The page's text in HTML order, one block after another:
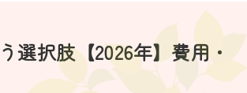
択肢【2026年】費用・